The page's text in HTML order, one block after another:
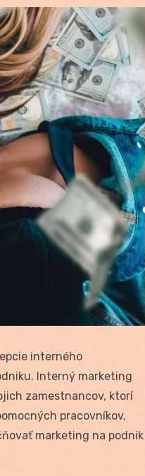
interného
Interný marketing
zamestnancov, ktorí
pracovníkov,
marketing na podnik